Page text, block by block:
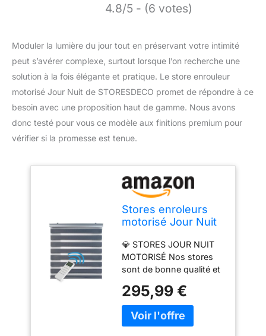
4.8/5 - (6 votes)
Moduler la lumière du jour tout en préservant votre intimité
peut s’avérer complexe, surtout lorsque l’on recherche une
solution à la fois élégante et pratique. Le store enrouleur
motorisé Jour Nuit de STORESDECO promet de répondre à ce
besoin avec une proposition haut de gamme. Nous avons
donc testé pour vous ce modèle aux finitions premium pour
vérifier si la promesse est tenue.
Stores enroleurs
motorisé Jour Nuit
Tissu Finitions Haut
de Gamme Galerie
et chaînette en
Aluminium Qualité
maximale pour
Fenêtres et Portes
Store Zébre
💎 STORES JOUR NUIT
MOTORISÉ Nos stores
sont de bonne qualité et
Europe. Les support
PREMIUM sont en metal
pourgarantir une bonne
295,99 €